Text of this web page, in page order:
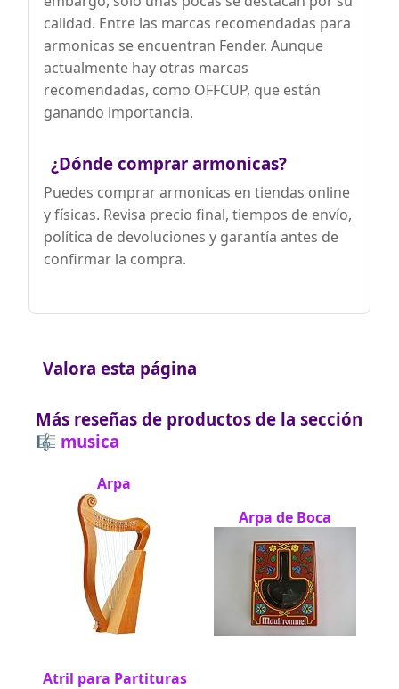
calidad. Entre las marcas recomendadas para
armonicas se encuentran Fender. Aunque
actualmente hay otras marcas
recomendadas, como OFFCUP, que están
ganando importancia.
¿Dónde comprar armonicas?
Puedes comprar armonicas en tiendas online
y físicas. Revisa precio final, tiempos de envío,
política de devoluciones y garantía antes de
confirmar la compra.
Valora esta página
Más reseñas de productos de la sección
🎼 musica
Arpa
Arpa de Boca
Atril para Partituras